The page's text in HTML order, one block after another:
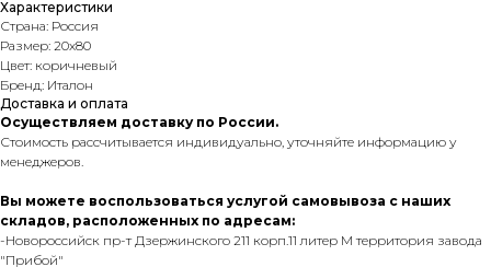
Характеристики
Страна: Россия
Размер: 20х80
Цвет: коричневый
Бренд: Италон
Доставка и оплата
Осуществляем доставку по России.
Стоимость рассчитывается индивидуально, уточняйте информацию у
менеджеров.
Вы можете воспользоваться услугой самовывоза с наших
складов, расположенных по адресам:
-Новороссийск пр-т Дзержинского 211 корп.11 литер М территория завода
"Прибой"